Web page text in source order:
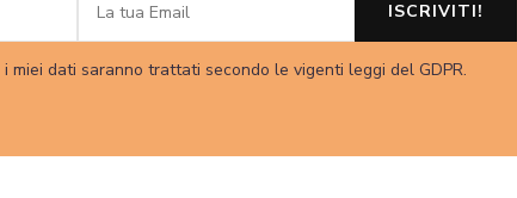
i miei dati saranno trattati secondo le vigenti leggi del GDPR.